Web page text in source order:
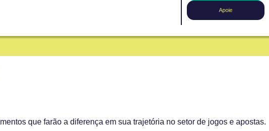
Apoie
que farão a diferença em sua trajetória no setor de jogos e apostas.